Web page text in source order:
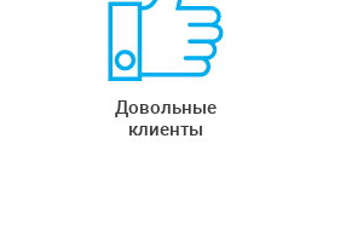
Довольные
клиенты